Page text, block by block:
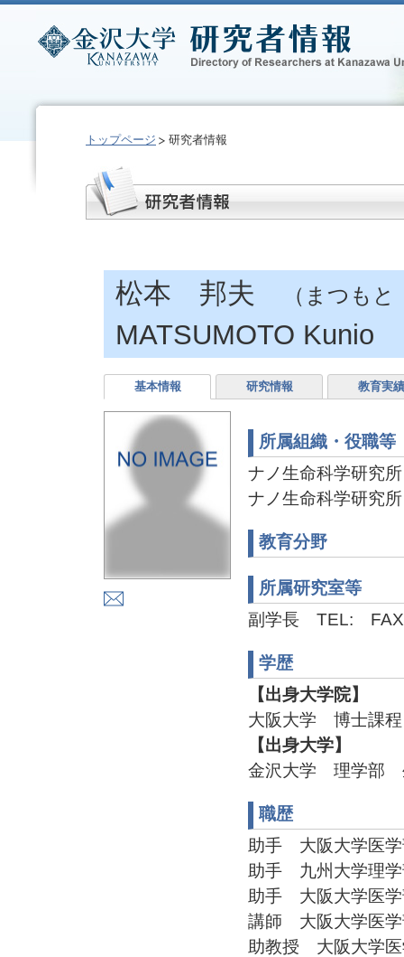
トップページ 研究者情報
松本 邦夫 （まつも
MATSUMOTO Kunio
基本情報 研究情報 教育実績
所属組織・役職等
ナノ生命科学研究所
ナノ生命科学研究
教育分野
所属研究室等
副学長 TEL:
学歴
【出身大学院】
大阪大学 博士課
【出身大学】
金沢大学 理学部
職歴
助手 大阪大学医
助手 九州大学理
助手 大阪大学医
講師 大阪大学医
助教授 大阪大学